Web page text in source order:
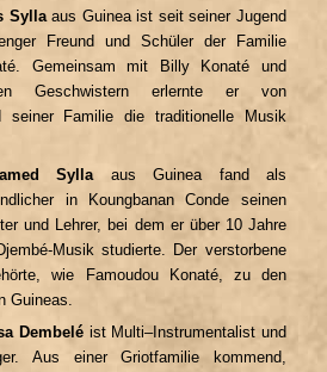
Syllaaus Guinea ist seit seiner Jugend
Freund und Schüler der Familie
Gemeinsam mit Billy Konaté und
Geschwistern erlernte er von
seiner Familie die traditionelle Musik
Sylla aus Guinea fand als
in Koungbanan Conde seinen
und Lehrer, bei dem er über 10 Jahre
Musik studierte. Der verstorbene
wie Famoudou Konaté, zu den
Guineas.
Dembeléist Multi–Instrumentalist und
Aus einer Griotfamilie kommend,